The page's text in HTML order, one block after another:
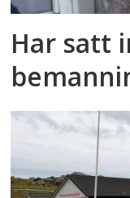
Har satt